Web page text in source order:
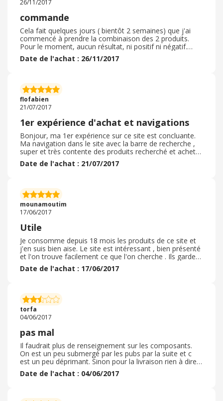
26/11/2017
commande
Cela fait quelques jours ( bientôt 2 semaines) que j'ai
commencé à prendre la combinaison des 2 produits.
Pour le moment, aucun résultat, ni positif ni négatif.
Mais je fais pourtant attention à mon alimentation et
j'aimerais bien perdre 3-4 kilos
Date de l'achat : 26/11/2017
flofabien
21/07/2017
1er expérience d'achat et navigations
Bonjour, ma 1er expérience sur ce site est concluante.
Ma navigation dans le site avec la barre de recherche ,
super et très contente des produits recherché et acheté .
Il il a plusieurs onglet à découvrir . Merci
Date de l'achat : 21/07/2017
mounamoutim
17/06/2017
Utile
Je consomme depuis 18 mois les produits de ce site et
j'en suis bien aise. Le site est intéressant , bien présenté
et l'on trouve facilement ce que l'on cherche . Ils gardent
en mémoire les commandes que l'on peut ainsi
facilement passer à nouveau.
Date de l'achat : 17/06/2017
torfa
04/06/2017
pas mal
Il faudrait plus de renseignement sur les composants.
On est un peu submergé par les pubs par la suite et c
est un peu déprimant. Sinon pour la livraison rien à dire.
service correct même si un peu chère
Date de l'achat : 04/06/2017